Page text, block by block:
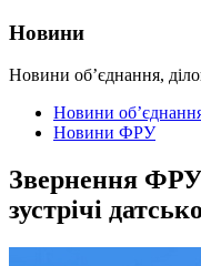
Новини
Новини об’єднання,
Новини
Новини ФРУ
Звернення ФРУ
зустрічі